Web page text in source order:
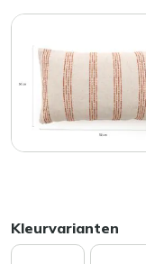
Kleurvarianten